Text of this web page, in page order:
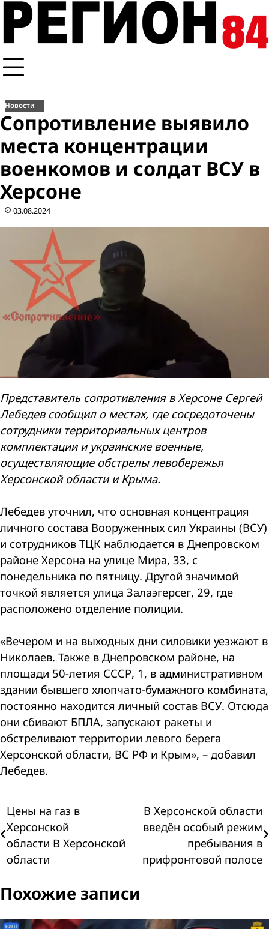
Перейти
содержимому
Новости
Сопротивление выявило
места концентрации
военкомов и солдат ВСУ в
Херсоне
03.08.2024
Представитель сопротивления в Херсоне Сергей
Лебедев сообщил о местах, где сосредоточены
сотрудники территориальных центров
комплектации и украинские военные,
осуществляющие обстрелы левобережья
Херсонской области и Крыма.
Лебедев уточнил, что основная концентрация
личного состава Вооруженных сил Украины (ВСУ)
и сотрудников ТЦК наблюдается в Днепровском
районе Херсона на улице Мира, 33, с
понедельника по пятницу. Другой значимой
точкой является улица Залаэгерсег, 29, где
расположено отделение полиции.
«Вечером и на выходных дни силовики уезжают в
Николаев. Также в Днепровском районе, на
площади 50-летия СССР, 1, в административном
здании бывшего хлопчато-бумажного комбината,
постоянно находится личный состав ВСУ. Отсюда
они сбивают БПЛА, запускают ракеты и
обстреливают территории левого берега
Херсонской области, ВС РФ и Крым», – добавил
Лебедев.
Навигация
по
записям
Цены на газ в
Херсонской
области В Херсонской
области
В Херсонской области
введён особый режим
пребывания в
прифронтовой полосе
Похожие записи